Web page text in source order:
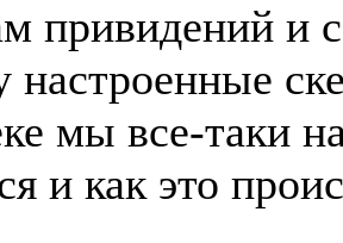
привидений и
настроенные
мы все-таки
и как это